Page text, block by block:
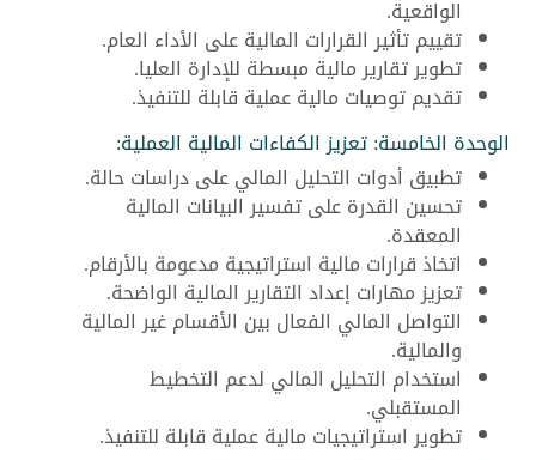
الواقعية.
تقييم تأثير القرارات المالية على الأداء العام.
تطوير تقارير مالية مبسطة للإدارة العليا.
تقديم توصيات مالية عملية قابلة للتنفيذ.
الوحدة الخامسة: تعزيز الكفاءات المالية العملية:
تطبيق أدوات التحليل المالي على دراسات حالة.
تحسين القدرة على تفسير البيانات المالية
المعقدة.
اتخاذ قرارات مالية استراتيجية مدعومة بالأرقام.
تعزيز مهارات إعداد التقارير المالية الواضحة.
التواصل المالي الفعال بين الأقسام غير المالية
والمالية.
استخدام التحليل المالي لدعم التخطيط
المستقبلي.
تطوير استراتيجيات مالية عملية قابلة للتنفيذ.